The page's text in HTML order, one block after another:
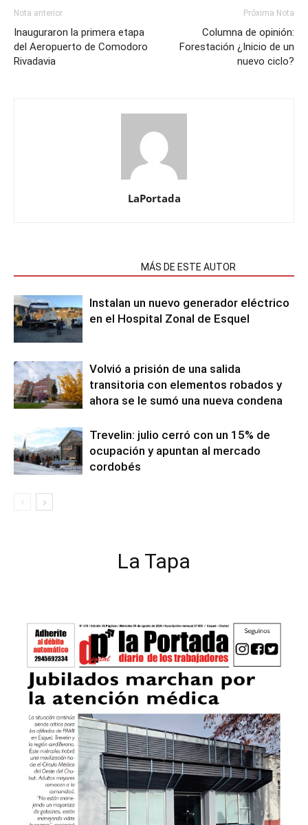
Nota anterior
Inauguraron la primera etapa
del Aeropuerto de Comodoro
Rivadavia
Próxima Nota
Columna de opinión:
Forestación ¿Inicio de un
nuevo ciclo?
LaPortada
MÁS DE ESTE AUTOR
Instalan un nuevo generador eléctrico
en el Hospital Zonal de Esquel
Volvió a prisión de una salida
transitoria con elementos robados y
ahora se le sumó una nueva condena
Trevelin: julio cerró con un 15% de
ocupación y apuntan al mercado
cordobés
La Tapa